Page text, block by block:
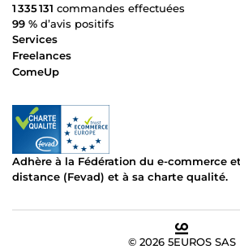
1 335 131 commandes effectuées
99 % d’avis positifs
Services
Freelances
ComeUp
Adhère à la Fédération du e-commerce
distance (Fevad) et à sa charte qualité.
© 2026 5EUROS SAS